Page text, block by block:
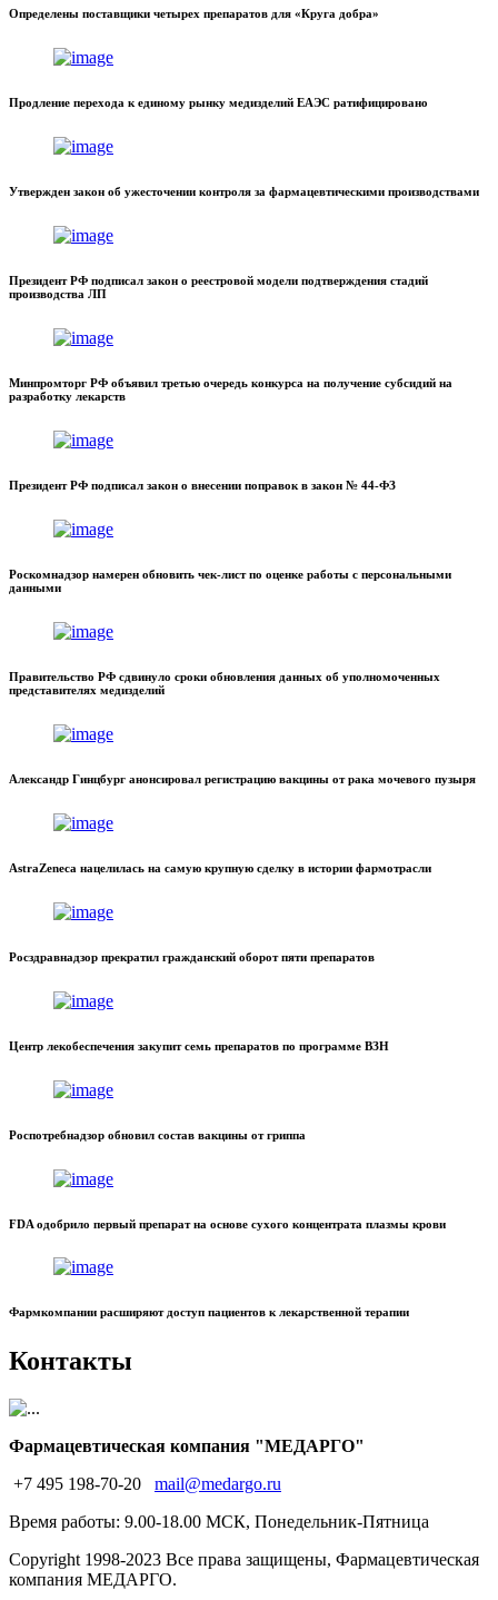
Определены поставщики четырех препаратов для «Круга добра»
Продление перехода к единому рынку медизделий ЕАЭС ратифицировано
Утвержден закон об ужесточении контроля за фармацевтическими производствами
Президент РФ подписал закон о реестровой модели подтверждения стадий
производства ЛП
Минпромторг РФ объявил третью очередь конкурса на получение субсидий на
разработку лекарств
Президент РФ подписал закон о внесении поправок в закон № 44-ФЗ
Роскомнадзор намерен обновить чек-лист по оценке работы с персональными
данными
Правительство РФ сдвинуло сроки обновления данных об уполномоченных
представителях медизделий
Александр Гинцбург анонсировал регистрацию вакцины от рака мочевого пузыря
AstraZeneca нацелилась на самую крупную сделку в истории фармотрасли
Росздравнадзор прекратил гражданский оборот пяти препаратов
Центр лекобеспечения закупит семь препаратов по программе ВЗН
Роспотребнадзор обновил состав вакцины от гриппа
FDA одобрило первый препарат на основе сухого концентрата плазмы крови
Фармкомпании расширяют доступ пациентов к лекарственной терапии
Контакты
Фармацевтическая компания "МЕДАРГО"
+7 495 198-70-20
mail@medargo.ru
Время работы: 9.00-18.00 МСК, Понедельник-Пятница
Copyright 1998-2023 Все права защищены, Фармацевтическая
компания МЕДАРГО.